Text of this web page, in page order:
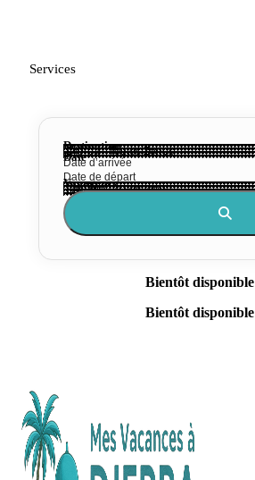
Services
Destination
Date
Voyageurs
Bientôt disponible
Bientôt disponible